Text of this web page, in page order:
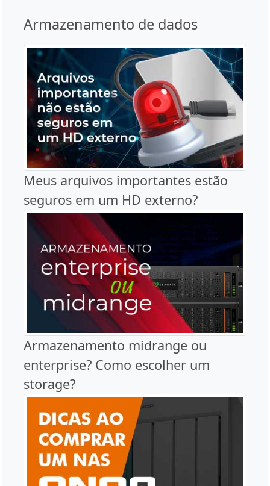
Armazenamento de dados
Meus arquivos importantes estão
seguros em um HD externo?
Armazenamento midrange ou
enterprise? Como escolher um
storage?